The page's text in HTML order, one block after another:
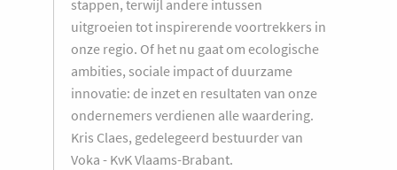
stappen, terwijl andere intussen
uitgroeien tot inspirerende voortrekkers in
onze regio. Of het nu gaat om ecologische
ambities, sociale impact of duurzame
innovatie: de inzet en resultaten van onze
ondernemers verdienen alle waardering.
Kris Claes, gedelegeerd bestuurder van
Voka - KvK Vlaams-Brabant.